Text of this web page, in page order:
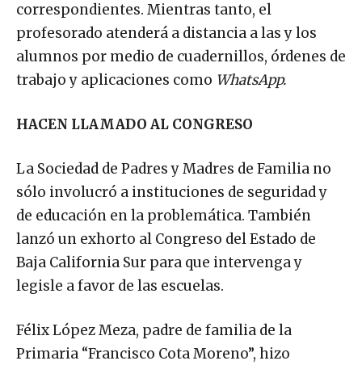
correspondientes. Mientras tanto, el
profesorado atenderá a distancia a las y los
alumnos por medio de cuadernillos, órdenes de
trabajo y aplicaciones como WhatsApp.
HACEN LLAMADO AL CONGRESO
La Sociedad de Padres y Madres de Familia no
sólo involucró a instituciones de seguridad y
de educación en la problemática. También
lanzó un exhorto al Congreso del Estado de
Baja California Sur para que intervenga y
legisle a favor de las escuelas.
Félix López Meza, padre de familia de la
Primaria “Francisco Cota Moreno”, hizo